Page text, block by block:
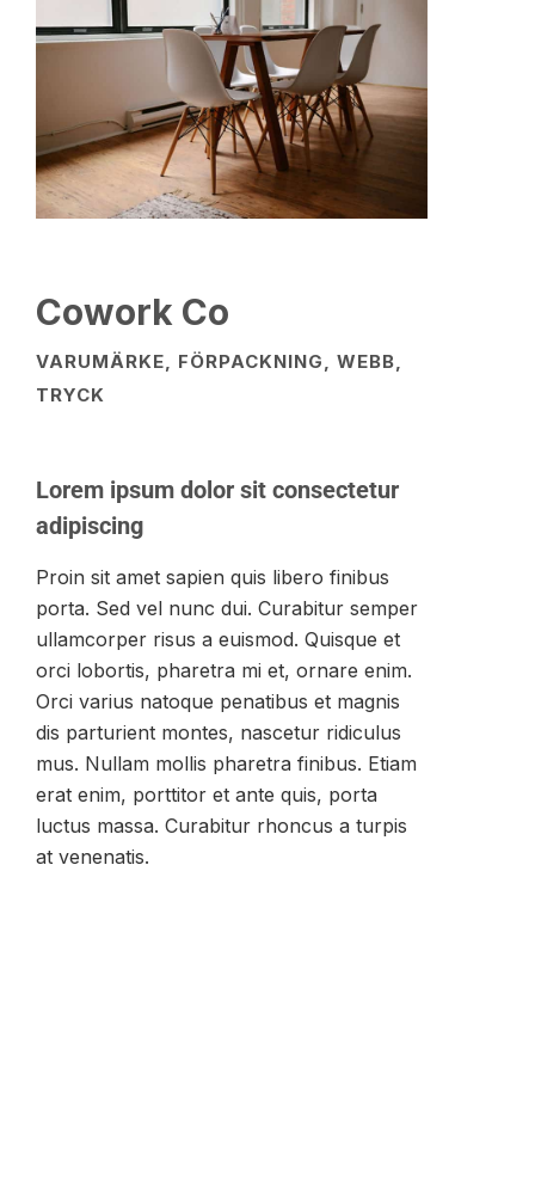
Cowork Co
VARUMÄRKE, FÖRPACKNING, WEBB,
TRYCK
Lorem ipsum dolor sit consectetur
adipiscing
Proin sit amet sapien quis libero finibus
porta. Sed vel nunc dui. Curabitur semper
ullamcorper risus a euismod. Quisque et
orci lobortis, pharetra mi et, ornare enim.
Orci varius natoque penatibus et magnis
dis parturient montes, nascetur ridiculus
mus. Nullam mollis pharetra finibus. Etiam
erat enim, porttitor et ante quis, porta
luctus massa. Curabitur rhoncus a turpis
at venenatis.